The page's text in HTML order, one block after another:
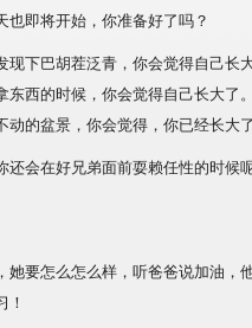
也即将开始，你准备好了吗？
现下巴胡茬泛青，你会觉得自己长
东西的时候，你会觉得自己长大了
的盆景，你会觉得，你已经长大
会在好兄弟面前耍赖任性的时候
她要怎么怎么样，听爸爸说加油，
！